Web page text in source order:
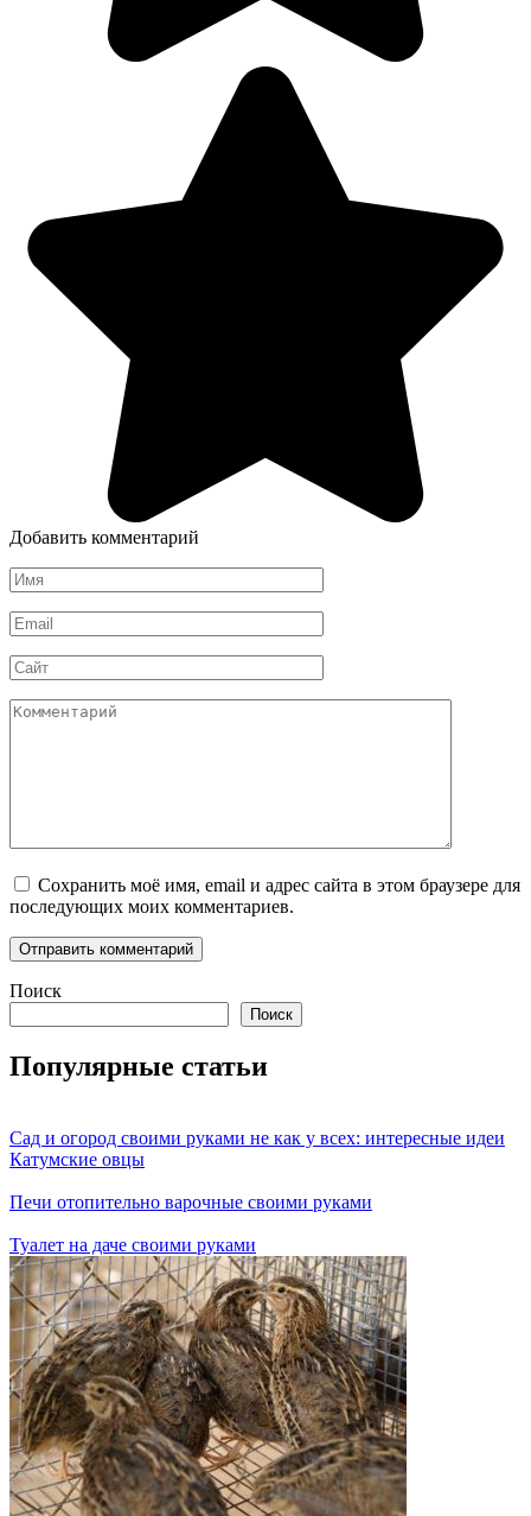
Добавить комментарий
Имя
*
Email
*
Сайт
Комментарий
Сохранить моё имя, email и адрес сайта в этом браузере для
последующих моих комментариев.
Поиск
Поиск
Популярные статьи
Сад и огород своими руками не как у всех: интересные идеи
Катумские овцы
Печи отопительно варочные своими руками
Туалет на даче своими руками